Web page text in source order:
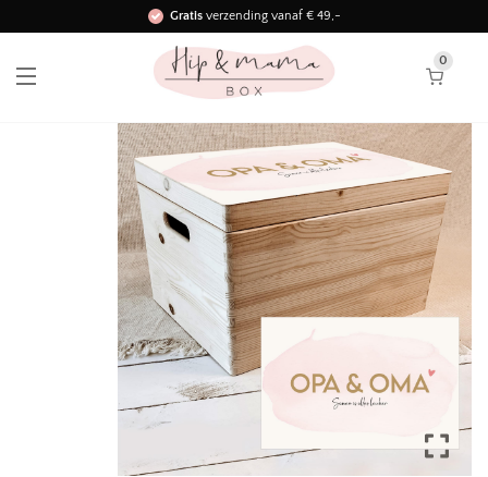
Gratisverzending vanaf € 49,-
Binnen 3 werkdagen in huis!
0